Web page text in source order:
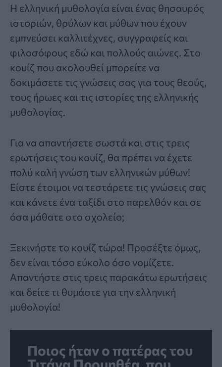
Η ελληνική μυθολογία είναι ένας θησαυρός
ιστοριών, θρύλων και μύθων που έχουν
εμπνεύσει καλλιτέχνες, συγγραφείς και
φιλοσόφους εδώ και πολλούς αιώνες. Στο
κουίζ που ακολουθεί μπορείτε να
δοκιμάσετε τις γνώσεις σας για τους θεούς,
τους ήρωες και τις ιστορίες της ελληνικής
μυθολογίας
Για να απαντήσετε σωστά και στις τρεις
ερωτήσεις του κουίζ, θα πρέπει να έχετε
πολύ καλή γνώση των ελληνικών μύθων!
Είστε έτοιμοι να τεστάρετε τις γνώσεις σας
και κάνετε ένα ταξίδι στο παρελθόν και σε
όσα μάθατε στο σχολείο;
Ξεκινήστε το κουίζ τώρα! Προσέξτε όμως,
δεν είναι τόσο εύκολο όσο νομίζετε.
Απαντήστε στις τρεις παρακάτω ερωτήσεις
και δείτε τι θυμάστε για την ελληνική
μυθολογία!
Ποιος ήταν ο πατέρας του